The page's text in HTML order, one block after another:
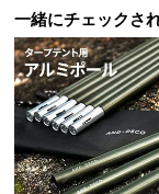
配
送
に
つ
い
て
一緒にチェックさ